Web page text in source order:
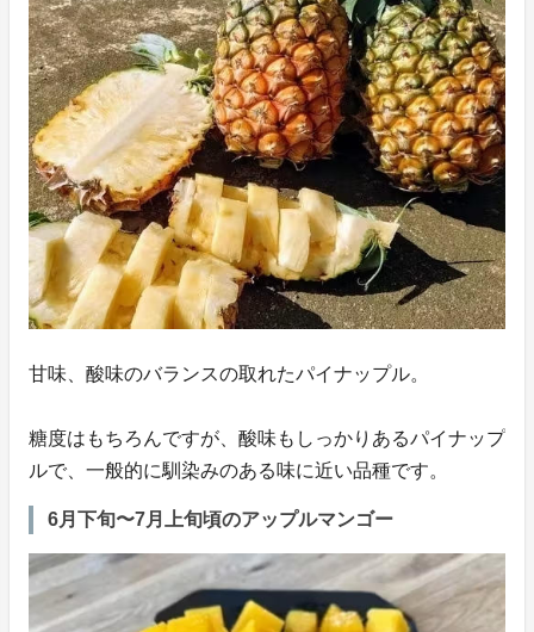
甘味、酸味のバランスの取れたパイナップル。
糖度はもちろんですが、酸味もしっかりあるパイナップ
ルで、一般的に馴染みのある味に近い品種です。
6月下旬〜7月上旬頃のアップルマンゴー